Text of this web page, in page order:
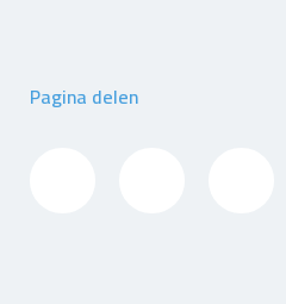
Pagina delen